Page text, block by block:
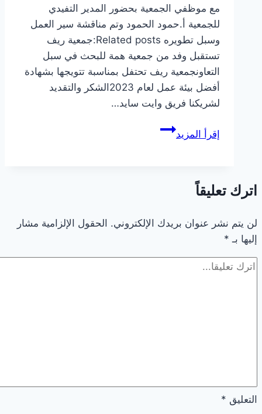
مع موظفي الجمعية بحضور المدير التفيدي
للجمعية أ.حمود الحمود وتم مناقشة سير العمل
وسبل تطويره Related posts:جمعية ريف
تستقبل وفد من جمعية همة للبحث في سبل
التعاونجمعية ريف تحتفل بمناسبة تتويجها بشهادة
أفضل بيئة عمل لعام 2023الشكر والتقديد
لشريكنا فريق وايت سايد…
إقرأ المزيداجتماع
العمل
تطويره
اترك تعليقاً
لن يتم نشر عنوان بريدك الإلكتروني. الحقول الإلزامية مشار
إليها بـ *
التعليق *